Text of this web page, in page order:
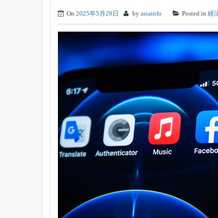
On 2025年5月28日 by asiainfo Posted in 経